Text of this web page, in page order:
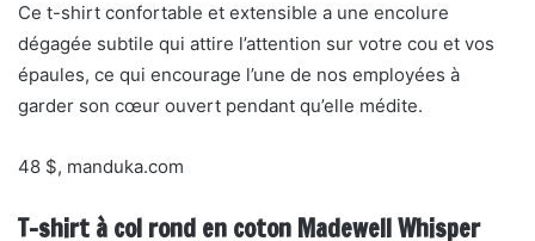
Ce t-shirt confortable et extensible a une encolure
dégagée subtile qui attire l’attention sur votre cou et vos
épaules, ce qui encourage l’une de nos employées à
garder son cœur ouvert pendant qu’elle médite.
48 $, manduka.com
T-shirt à col rond en coton Madewell Whisper